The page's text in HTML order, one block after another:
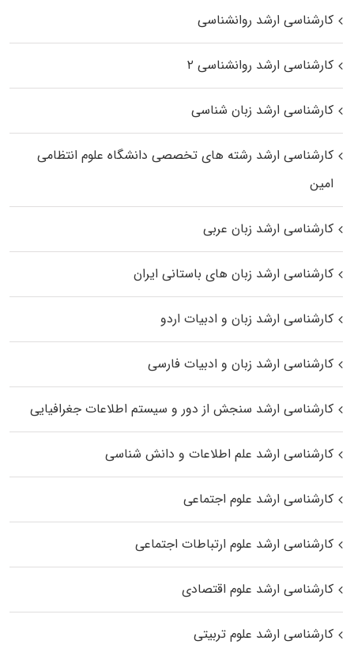
کارشناسی ارشد روانشناسی
کارشناسی ارشد روانشناسی ۲
کارشناسی ارشد زبان شناسی
کارشناسی ارشد رﺷﺘﻪ ﻫﺎی تخصصی داﻧﺸﮕﺎه ﻋﻠﻮم انتظامی
اﻣﻴﻦ
کارشناسی ارشد زبان عربی
کارشناسی ارشد زبان‌ های باستانی ایران
کارشناسی ارشد زبان و ادبیات اردو
کارشناسی ارشد زبان و ادبیات فارسی
کارشناسی ارشد سنجش از دور و سیستم اطلاعات جغرافیایی
کارشناسی ارشد علم اطلاعات و دانش شناسی
کارشناسی ارشد علوم اجتماعی
کارشناسی ارشد علوم ارتباطات اجتماعی
کارشناسی ارشد علوم اقتصادی
کارشناسی ارشد علوم تربیتی